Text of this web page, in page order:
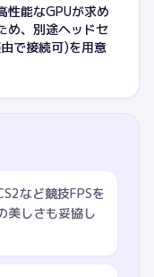
能なGPUが求め
め、別途ヘッドセ
で接続可)を用意
など競技FPSを
美しさも妥協し